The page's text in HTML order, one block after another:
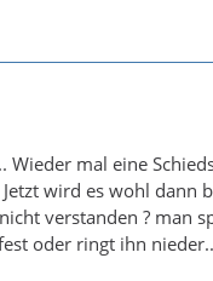
mal eine
wird es wohl
verstanden ? man
oder ringt ihn